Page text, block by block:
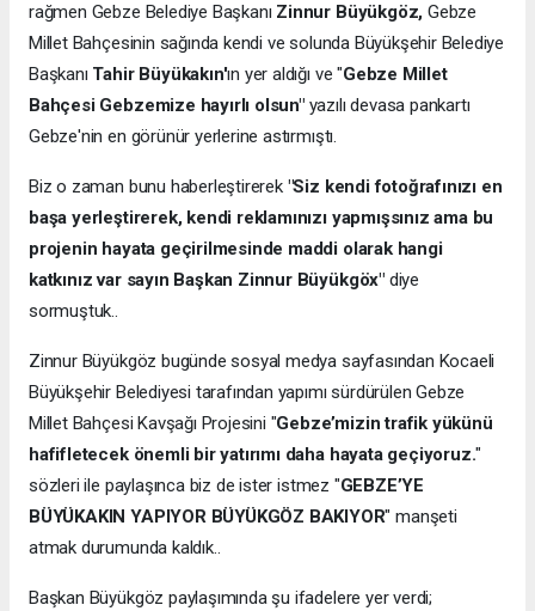
rağmen Gebze Belediye Başkanı Zinnur Büyükgöz, Gebze
Millet Bahçesinin sağında kendi ve solunda Büyükşehir Belediye
Başkanı Tahir Büyükakın'ın yer aldığı ve "Gebze Millet
Bahçesi Gebzemize hayırlı olsun"yazılı devasa pankartı
Gebze'nin en görünür yerlerine astırmıştı.
Biz o zaman bunu haberleştirerek "Siz kendi fotoğrafınızı en
başa yerleştirerek, kendi reklamınızı yapmışsınız ama bu
projenin hayata geçirilmesinde maddi olarak hangi
katkınız var sayın Başkan Zinnur Büyükgöx" diye
sormuştuk..
Zinnur Büyükgöz bugünde sosyal medya sayfasından Kocaeli
Büyükşehir Belediyesi tarafından yapımı sürdürülen Gebze
Millet Bahçesi Kavşağı Projesini "Gebze’mizin trafik yükünü
hafifletecek önemli bir yatırımı daha hayata geçiyoruz."
sözleri ile paylaşınca biz de ister istmez "GEBZE’YE
BÜYÜKAKIN YAPIYOR BÜYÜKGÖZ BAKIYOR" manşeti
atmak durumunda kaldık..
Başkan Büyükgöz paylaşımında şu ifadelere yer verdi;